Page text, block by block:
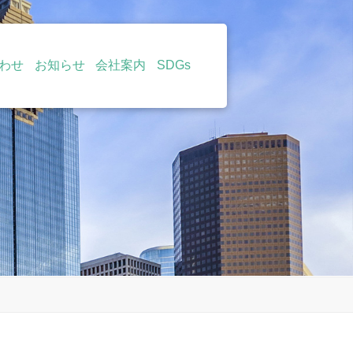
せ お知らせ 会社案内 SDGs